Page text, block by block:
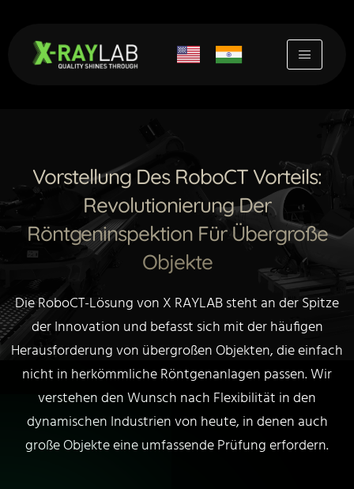
springen
Vorstellung Des RoboCT Vorteils:
Revolutionierung Der
Röntgeninspektion Für Übergroße
Objekte
Die RoboCT-Lösung von X RAYLAB steht an der Spitze
der Innovation und befasst sich mit der häufigen
Herausforderung von übergroßen Objekten, die einfach
nicht in herkömmliche Röntgenanlagen passen. Wir
verstehen den Wunsch nach Flexibilität in den
dynamischen Industrien von heute, in denen auch
große Objekte eine umfassende Prüfung erfordern.